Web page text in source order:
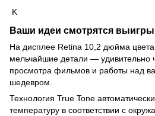
K
Ваши идеи смотрятся
На дисплее Retina 10,2 дюйма
мельчайшие детали — удивительно
просмотра фильмов и работы над
шедевром.
Технология True Tone
температуру в соответствии с